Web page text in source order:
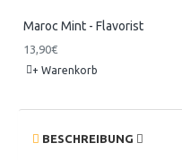
Maroc Mint - Flavorist
13,90€
+ Warenkorb
BESCHREIBUNG